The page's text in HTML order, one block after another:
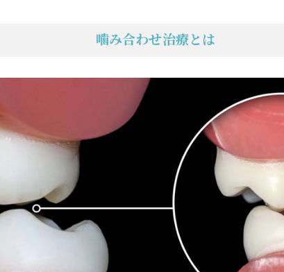
噛み合わせ治療とは